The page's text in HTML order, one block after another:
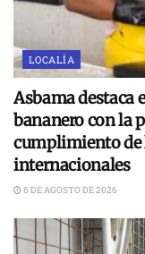
LOCALÍA
Asbama destaca
bananero con la
cumplimiento de
internacionales
6 DE AGOSTO DE 2026